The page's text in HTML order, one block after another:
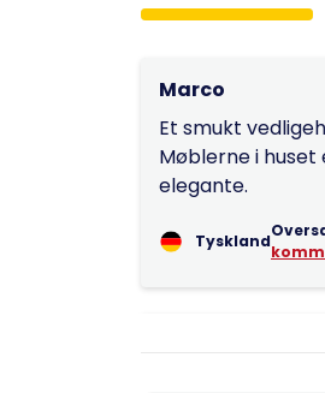
Marco
Et smukt
Møblerne i
elegante.
Tyskland